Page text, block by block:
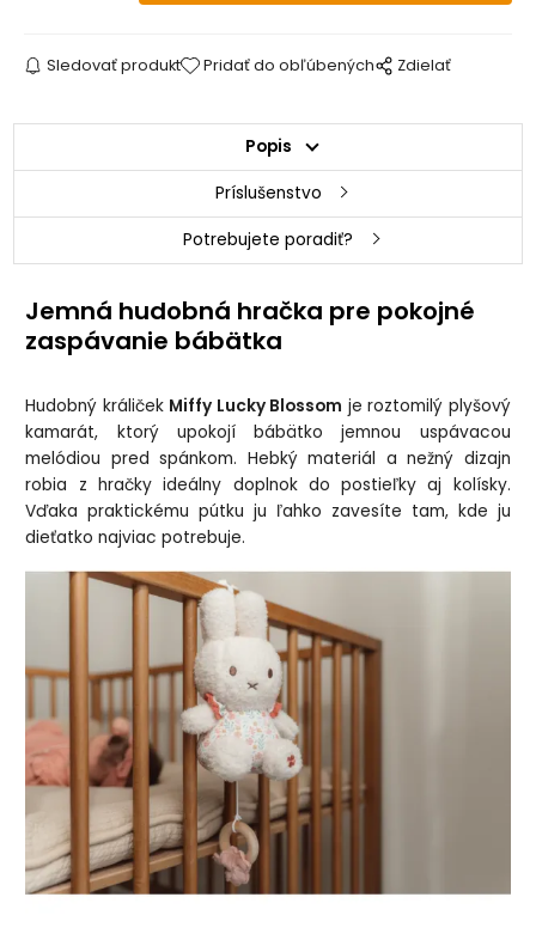
Sledovať produkt Pridať do obľúbených Zdielať
Popis
Príslušenstvo
Potrebujete poradiť?
Jemná hudobná hračka pre pokojné
zaspávanie bábätka
Hudobný králiček Miffy Lucky Blossom je roztomilý plyšový
kamarát, ktorý upokojí bábätko jemnou uspávacou
melódiou pred spánkom. Hebký materiál a nežný dizajn
robia z hračky ideálny doplnok do postieľky aj kolísky.
Vďaka praktickému pútku ju ľahko zavesíte tam, kde ju
dieťatko najviac potrebuje.